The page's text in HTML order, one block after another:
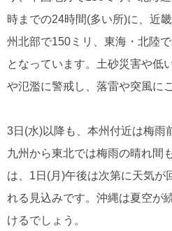
時までの24時間(多い所)に、近
州北部で150ミリ、東海・北陸
となっています。土砂災害や低
や氾濫に警戒し、落雷や突風に
3日(水)以降も、本州付近は梅雨
九州から東北では梅雨の晴れ間
は、1日(月)午後は次第に天気が
れる見込みです。沖縄は夏空が
けるでしょう。